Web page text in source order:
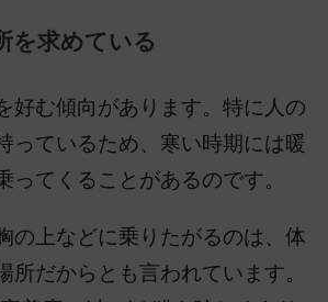
を求めている
好む傾向があります。特に人の
っているため、寒い時期には暖
ってくることがあるのです。
の上などに乗りたがるのは、体
所だからとも言われています。